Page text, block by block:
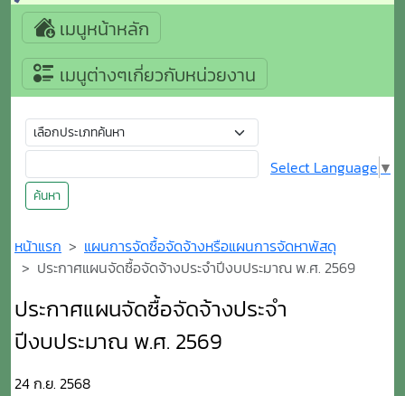
เมนูหน้าหลัก
เมนูต่างๆเกี่ยวกับหน่วยงาน
ค้นหา
Select Language ▼
หน้าแรก
แผนการจัดซื้อจัดจ้างหรือแผนการจัดหาพัสดุ
ประกาศแผนจัดซื้อจัดจ้างประจำปีงบประมาณ พ.ศ. 2569
ประกาศแผนจัดซื้อจัดจ้างประจำ
ปีงบประมาณ พ.ศ. 2569
24 ก.ย. 2568